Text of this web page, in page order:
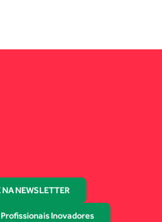
NEWSLETTER
Inovadores